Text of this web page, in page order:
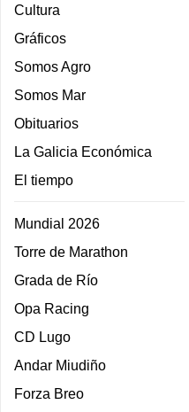
Cultura
Gráficos
Somos Agro
Somos Mar
Obituarios
La Galicia Económica
El tiempo
Mundial 2026
Torre de Marathon
Grada de Río
Opa Racing
CD Lugo
Andar Miudiño
Forza Breo